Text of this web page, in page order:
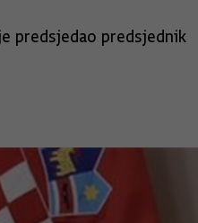
predsjedao predsjednik